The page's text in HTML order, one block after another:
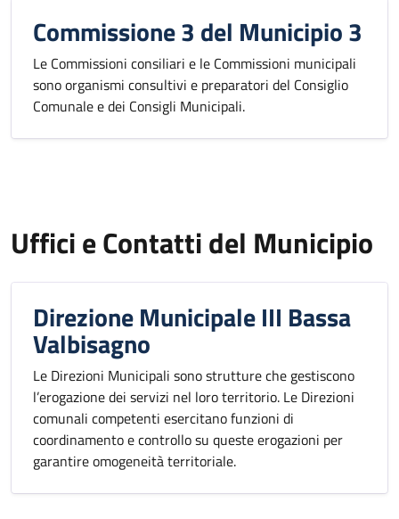
Commissione 3 del Municipio 3
Le Commissioni consiliari e le Commissioni municipali
sono organismi consultivi e preparatori del Consiglio
Comunale e dei Consigli Municipali.
Uffici e Contatti del Municipio
Direzione Municipale III Bassa
Valbisagno
Le Direzioni Municipali sono strutture che gestiscono
l’erogazione dei servizi nel loro territorio. Le Direzioni
comunali competenti esercitano funzioni di
coordinamento e controllo su queste erogazioni per
garantire omogeneità territoriale.